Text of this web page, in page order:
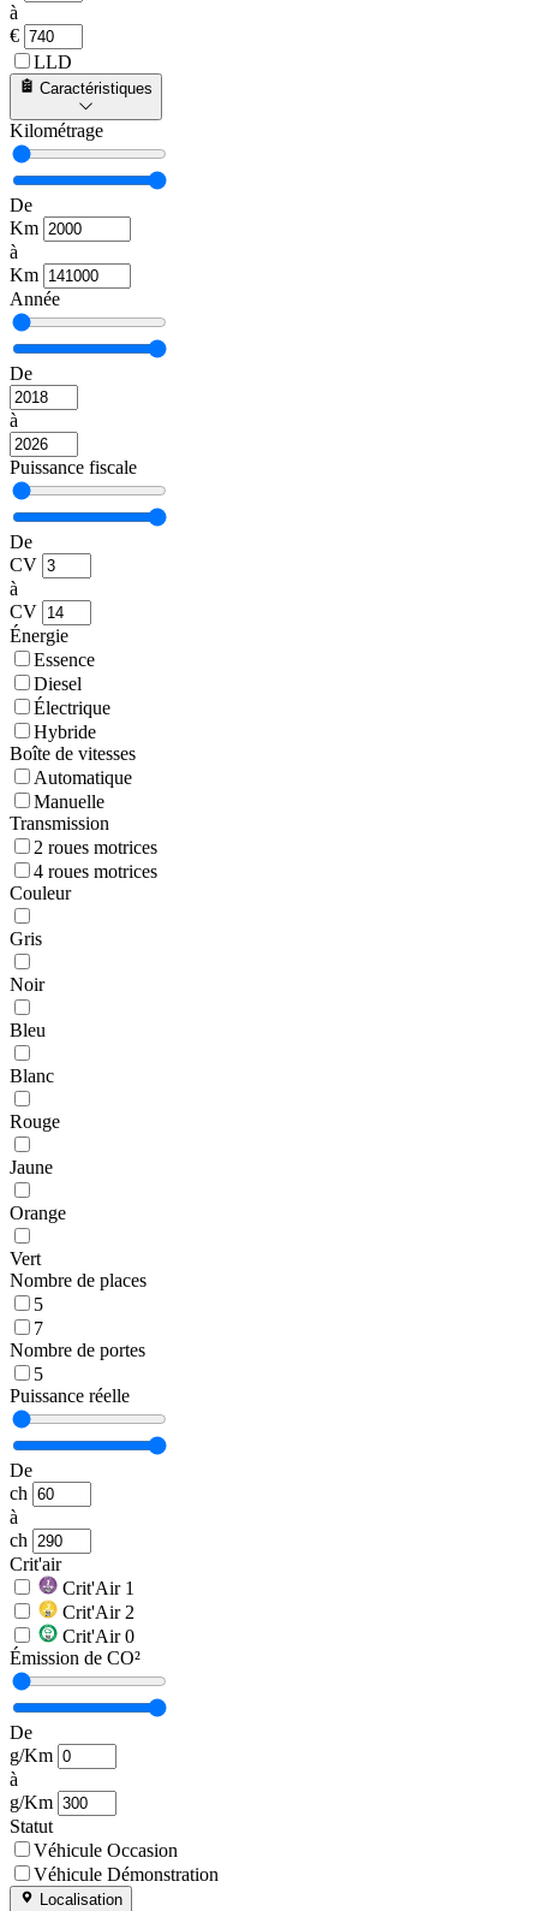
à
€
LLD
Caractéristiques
Kilométrage
De
Km
à
Km
Année
De
à
Puissance fiscale
De
CV
à
CV
Énergie
Essence
Diesel
Électrique
Hybride
Boîte de vitesses
Automatique
Manuelle
Transmission
2 roues motrices
4 roues motrices
Couleur
Gris
Noir
Bleu
Blanc
Rouge
Jaune
Orange
Vert
Nombre de places
5
7
Nombre de portes
5
Puissance réelle
De
ch
à
ch
Crit'air
Crit'Air 1
Crit'Air 2
Crit'Air 0
Émission de CO²
De
g/Km
à
g/Km
Statut
Véhicule Occasion
Véhicule Démonstration
Localisation